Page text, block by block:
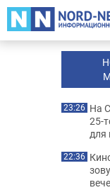
23:26 На
25-
для
22:36